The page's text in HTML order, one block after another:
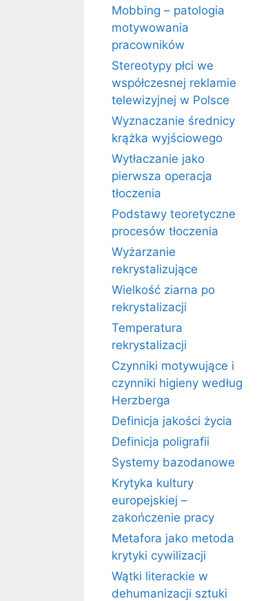
Mobbing – patologia
motywowania
pracowników
Stereotypy płci we
współczesnej reklamie
telewizyjnej w Polsce
Wyznaczanie średnicy
krążka wyjściowego
Wytłaczanie jako
pierwsza operacja
tłoczenia
Podstawy teoretyczne
procesów tłoczenia
Wyżarzanie
rekrystalizujące
Wielkość ziarna po
rekrystalizacji
Temperatura
rekrystalizacji
Czynniki motywujące i
czynniki higieny według
Herzberga
Definicja jakości życia
Definicja poligrafii
Systemy bazodanowe
Krytyka kultury
europejskiej –
zakończenie pracy
Metafora jako metoda
krytyki cywilizacji
Wątki literackie w
dehumanizacji sztuki